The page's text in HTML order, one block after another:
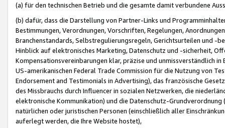
(a) für den technischen Betrieb und die gesamte damit verbundene
(b) dafür, dass die Darstellung von Partner-Links und
Bestimmungen, Verordnungen, Vorschriften, Regelungen,
Branchenstandards, Selbstregulierungsregeln, Gerichtsurteilen und -
Hinblick auf elektronisches Marketing, Datenschutz und -sicherheit,
Kompensationsvereinbarungen klar, präzise und unmissverständlich
US-amerikanischen Federal Trade Commission für die Nutzung von
Endorsement and Testimonials in Advertising), das französische
des Missbrauchs durch Influencer in sozialen Netzwerken, die
elektronische Kommunikation) und die Datenschutz-
natürlichen oder juristischen Personen (einschließlich aller
auferlegt werden, die Ihre Website hostet),